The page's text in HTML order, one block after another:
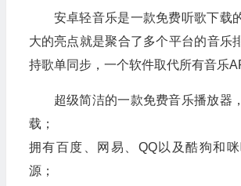
安卓轻音乐是一款免费听歌下载
大的亮点就是聚合了多个平台的音乐
持歌单同步，一个软件取代所有音乐
超级简洁的一款免费音乐播放器
载；
拥有百度、网易、QQ以及酷狗和
源；